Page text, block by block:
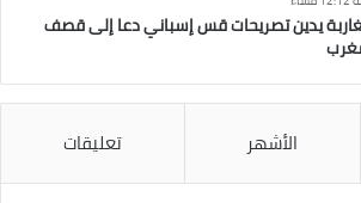
يدين تصريحات قس إسباني دعا إلى قصف
الأشهر تعليقات